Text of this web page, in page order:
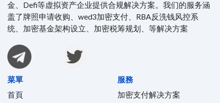
金、Defi等虚拟资产企业提供合规解决方案。我们的服务涵
盖了牌照申请收购、wed3加密支付、RBA反洗钱风控系
统、加密基金架构设立、加密税筹规划、等解决方案
菜單
首頁
服務
加密支付解决方案